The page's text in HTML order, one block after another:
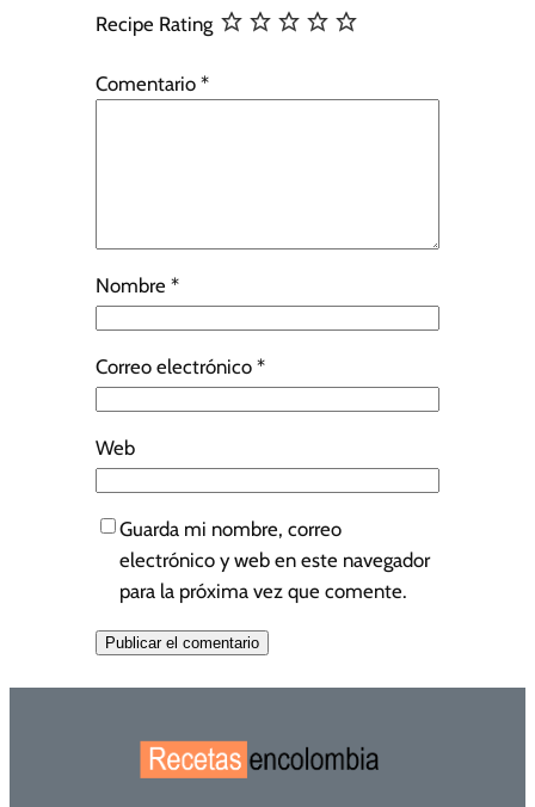
Recipe Rating
Comentario *
Nombre *
Correo electrónico *
Web
Guarda mi nombre, correo
electrónico y web en este navegador
para la próxima vez que comente.